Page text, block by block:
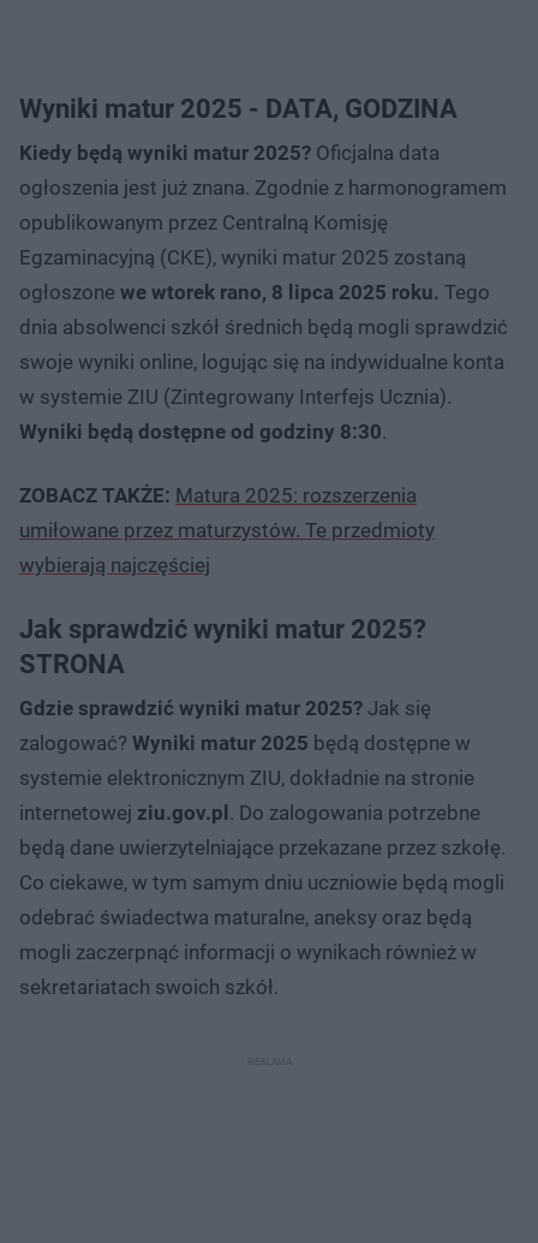
Wyniki matur 2025 - DATA, GODZINA
Kiedy będą wyniki matur 2025? Oficjalna data
ogłoszenia jest już znana. Zgodnie z harmonogramem
opublikowanym przez Centralną Komisję
Egzaminacyjną (CKE), wyniki matur 2025 zostaną
ogłoszone we wtorek rano, 8 lipca 2025 roku. Tego
dnia absolwenci szkół średnich będą mogli sprawdzić
swoje wyniki online, logując się na indywidualne konta
w systemie ZIU (Zintegrowany Interfejs Ucznia).
Wyniki będą dostępne od godziny 8:30.
ZOBACZ TAKŻE: Matura 2025: rozszerzenia
umiłowane przez maturzystów. Te przedmioty
wybierają najczęściej
Jak sprawdzić wyniki matur 2025?
STRONA
Gdzie sprawdzić wyniki matur 2025? Jak się
zalogować? Wyniki matur 2025 będą dostępne w
systemie elektronicznym ZIU, dokładnie na stronie
internetowej ziu.gov.pl. Do zalogowania potrzebne
będą dane uwierzytelniające przekazane przez szkołę.
Co ciekawe, w tym samym dniu uczniowie będą mogli
odebrać świadectwa maturalne, aneksy oraz będą
mogli zaczerpnąć informacji o wynikach również w
sekretariatach swoich szkół.